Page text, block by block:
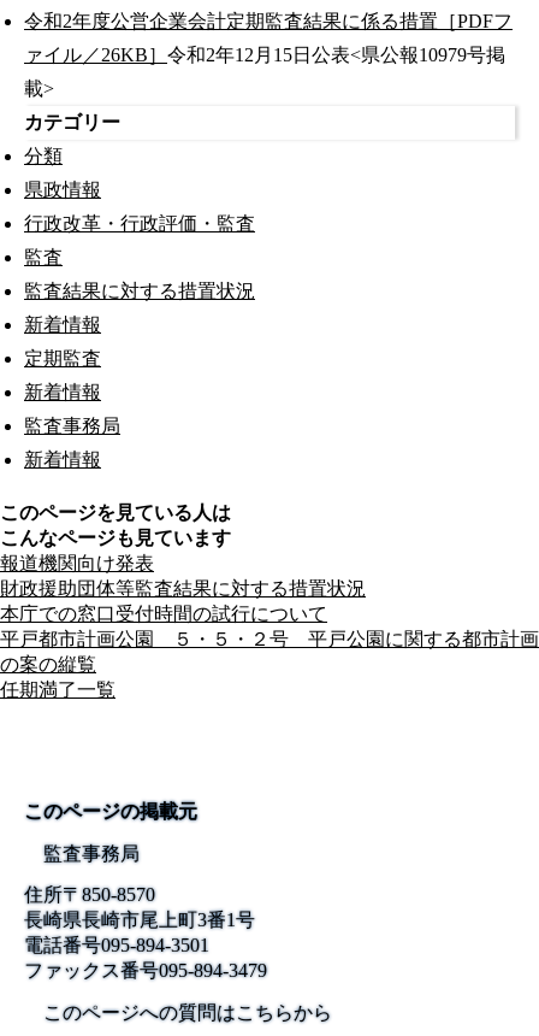
令和2年度公営企業会計定期監査結果に係る措置［PDFフ
ァイル／26KB］ 令和2年12月15日公表<県公報10979号掲
載>
カテゴリー
分類
県政情報
行政改革・行政評価・監査
監査
監査結果に対する措置状況
新着情報
定期監査
新着情報
監査事務局
新着情報
このページを見ている人は
こんなページも見ています
報道機関向け発表
財政援助団体等監査結果に対する措置状況
本庁での窓口受付時間の試行について
平戸都市計画公園 ５・５・２号 平戸公園に関する都市計画
の案の縦覧
任期満了一覧
このページの掲載元
監査事務局
住所〒850-8570
長崎県長崎市尾上町3番1号
電話番号095-894-3501
ファックス番号095-894-3479
このページへの質問はこちらから